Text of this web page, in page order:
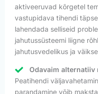
aktiveeruvad kõrgetel
vastupidava tihendi
lahendada selliseid
jahutussüsteemi liigne
jahutusvedelikus ja
Odavaim
Peatihendi
parandamine võib